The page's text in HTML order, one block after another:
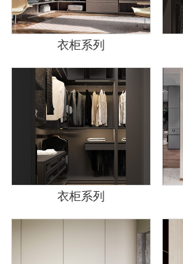
衣柜系列
衣柜系列